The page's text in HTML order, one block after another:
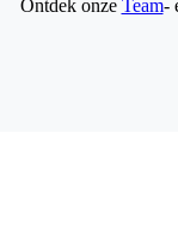
Ontdek onze Team-